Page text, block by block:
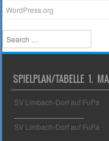
WordPress.org
Search
SPIELPLAN/TABELLE 1.
SV Limbach-Dorf auf FuPa
SV Limbach-Dorf auf FuPa